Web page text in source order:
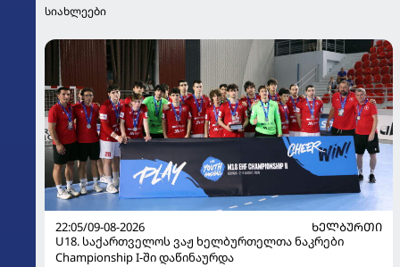
სიახლეები
22:05/09-08-2026
ᲮᲔᲚᲑᲣᲠᲗᲘ
U18. საქართველოს ვაჟ ხელბურთელთა ნაკრები
Championship I-ში დაწინაურდა